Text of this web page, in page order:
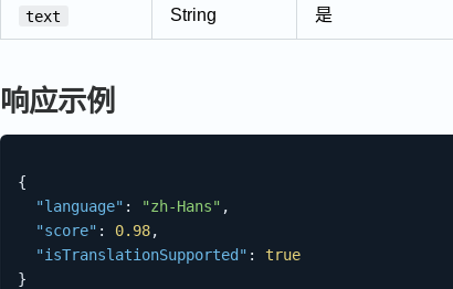
text String 是
响应示例
{
"language" : "zh-Hans" ,
"score" : 0.98,
"isTranslationSupported" :
true
}